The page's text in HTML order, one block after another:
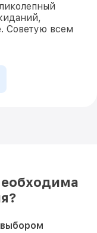
Советую всем